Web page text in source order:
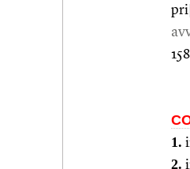
pri
1.
2.